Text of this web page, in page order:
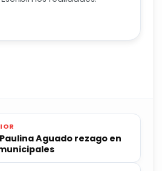
Aguado rezago en